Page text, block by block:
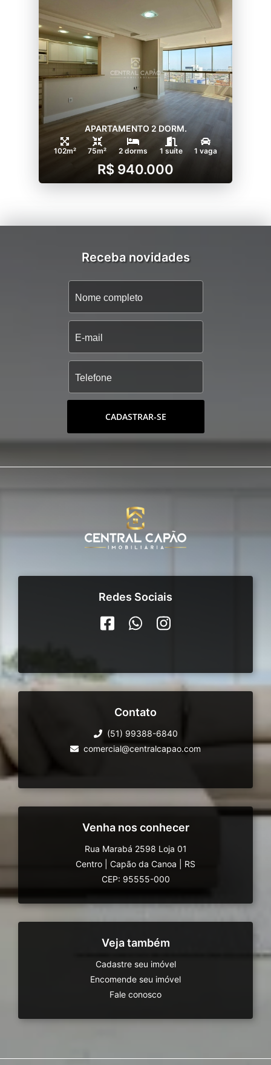
APARTAMENTO 2 DORM.
102m² 75m² 2 dorms 1 suíte 1 vaga
R$ 940.000
Receba novidades
CADASTRAR-SE
Redes Sociais
Contato
(51) 99388-6840
comercial@centralcapao.com
Venha nos conhecer
Rua Marabá 2598 Loja 01
Centro
Capão da Canoa
RS
CEP: 95555-000
Veja também
Cadastre seu imóvel
Encomende seu imóvel
Fale conosco